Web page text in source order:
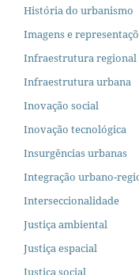
História do urbanismo
Imagens e
Infraestrutura regional
Infraestrutura urbana
Inovação social
Inovação tecnológica
Insurgências urbanas
Integração urbano-
Interseccionalidade
Justiça ambiental
Justiça espacial
Justiça social